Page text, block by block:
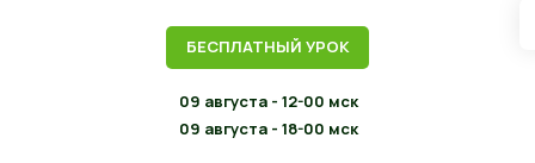
БЕСПЛАТНЫЙ УРОК
09 августа - 12-00 мск
09 августа - 18-00 мск